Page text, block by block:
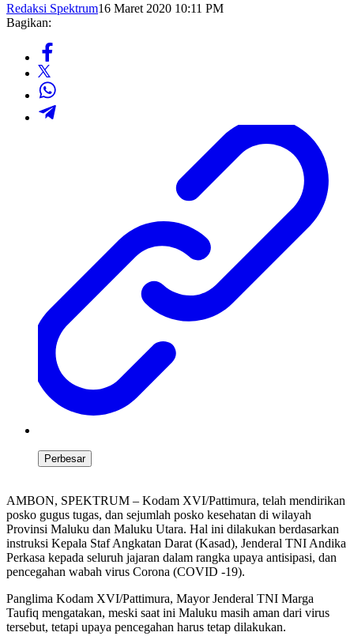
Redaksi Spektrum16 Maret 2020 10:11 PM
Bagikan:
Perbesar
AMBON, SPEKTRUM – Kodam XVI/Pattimura, telah mendirikan
posko gugus tugas, dan sejumlah posko kesehatan di wilayah
Provinsi Maluku dan Maluku Utara. Hal ini dilakukan berdasarkan
instruksi Kepala Staf Angkatan Darat (Kasad), Jenderal TNI Andika
Perkasa kepada seluruh jajaran dalam rangka upaya antisipasi, dan
pencegahan wabah virus Corona (COVID -19).
Panglima Kodam XVI/Pattimura, Mayor Jenderal TNI Marga
Taufiq mengatakan, meski saat ini Maluku masih aman dari virus
tersebut, tetapi upaya pencegahan harus tetap dilakukan.